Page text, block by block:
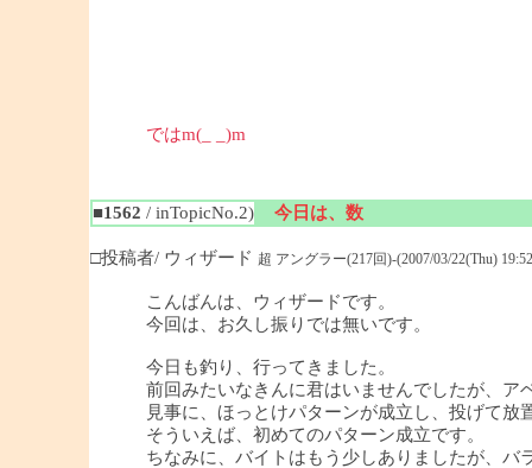
ではm(_ _)m
■1562 / inTopicNo.2) 今日は、数
□投稿者/ ウィザード 超 アングラー(217回)-(2007/03/22(Thu)
こんばんは、ウィザードです。
今回は、お久し振りでは無いです。
今日も釣り、行ってきました。
前回みたいなきんに君はいませんでしたが、ア
見事に、ほっとけパターンが成立し、投げて放
そういえば、初めてのパターン成立です。
ちなみに、バイトはもう少しありましたが、バ